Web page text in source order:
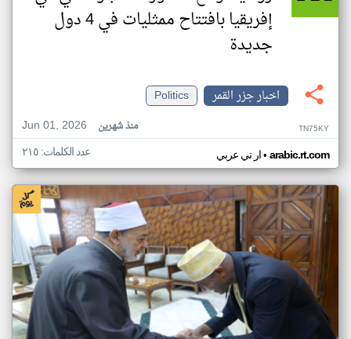
إفريقيا بافتتاح ممثليات في 4 دول
جديدة
اخبار جزر القمر
Politics
Jun 01, 2026
منذ شهرين TN75KY
ار تي عربي• arabic.rt.com عدد الكلمات: ٢١٥